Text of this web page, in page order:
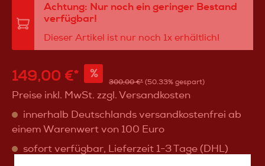
Achtung: Nur noch ein geringer Bestand
verfügbar!
Dieser Artikel ist nur noch 1x erhältlich!
149,00 €* %
300,00 €* (50.33% gespart)
Preise inkl. MwSt. zzgl. Versandkosten
innerhalb Deutschlands versandkostenfrei ab
einem Warenwert von 100 Euro
sofort verfügbar, Lieferzeit 1-3 Tage (DHL)